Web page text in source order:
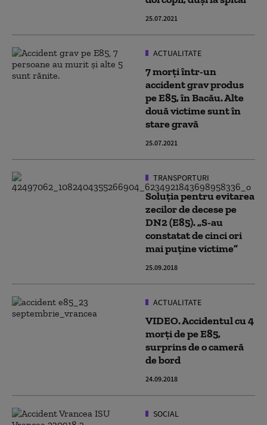
25.07.2021
ACTUALITATE
7 morți într-un
accident grav produs
pe E85, în Bacău. Alte
două victime sunt în
stare gravă
25.07.2021
TRANSPORTURI
Soluția pentru evitarea
zecilor de decese pe
DN2 (E85). „S-au
constatat de cinci ori
mai puține victime”
25.09.2018
ACTUALITATE
VIDEO. Accidentul cu 4
morți de pe E85,
surprins de o cameră
de bord
24.09.2018
SOCIAL